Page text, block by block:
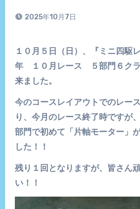
2025年10月7日
１０月５日（日）、『ミニ四駆レース ２０２５
年 １０月レース ５部門６クラ
来ました。
今のコースレイアウトでのレー
り、今月のレース終了時ですが
部門で初めて「片軸モーター」
した！！
残り１回となりますが、皆さん
い！！